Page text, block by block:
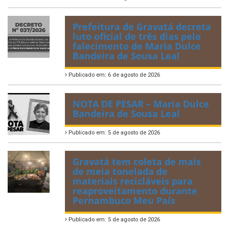
Prefeitura de Gravatá decreta
luto oficial de três dias pelo
falecimento de Maria Dulce
Bandeira de Sousa Leal
Publicado em: 6 de agosto de 2026
NOTA DE PESAR – Maria Dulce
Bandeira de Sousa Leal
Publicado em: 5 de agosto de 2026
Gravatá tem coleta de mais
de meia tonelada de
materiais recicláveis para
reaproveitamento durante
Pernambuco Meu País
Publicado em: 5 de agosto de 2026